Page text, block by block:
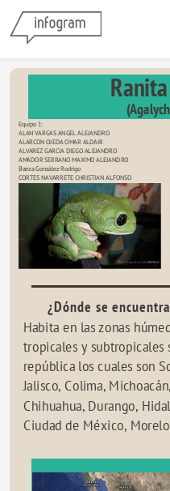
Equipo 1:
ALAN VARGAS ANGEL ALEJANDRO
ALARCON OJEDA OMAR ALDAIR
ALVAREZ GARCIA DIEGO ALEJANDRO
AMADOR SERRANO MAXIMO ALEJANDRO
Baeza González Rodrigo
CORTES NAVARRETE CHRISTIAN ALFONSO
¿Dónde se
Habita en las zonas
tropicales y subtropicales
república los cuales son
Jalisco, Colima,
Chihuahua, Durango,
Ciudad de México,